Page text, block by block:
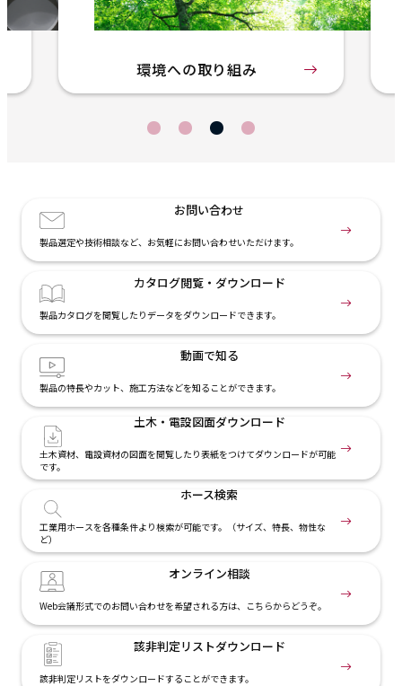
環境への取り組み
お問い合わせ
製品選定や技術相談など、お気軽にお問い合わせいただけます。
カタログ閲覧・ ダウンロード
製品カタログを閲覧したりデータをダウンロードできます。
動画で知る
製品の特長やカット、施工方法などを知ることができます。
土木・電設図面ダウンロード
土木資材、電設資材の図面を閲覧したり表紙をつけてダウンロードが可能
です。
ホース検索
工業用ホースを各種条件より検索が可能です。（サイズ、特長、物性な
ど）
オンライン相談
Web会議形式でのお問い合わせを希望される方は、こちらからどうぞ。
該非判定リストダウンロード
該非判定リストをダウンロードすることができます。